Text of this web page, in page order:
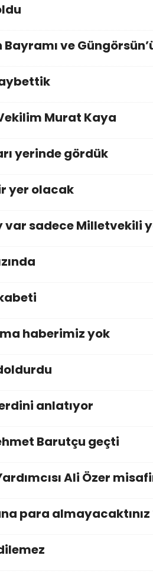
Bayramı ve
Murat Kaya
yerinde gördük
yer olacak
var sadece Milletvekili
haberimiz yok
anlatıyor
Barutçu geçti
Ali Özer
para almayacaktınız